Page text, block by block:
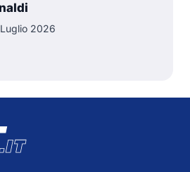
2026